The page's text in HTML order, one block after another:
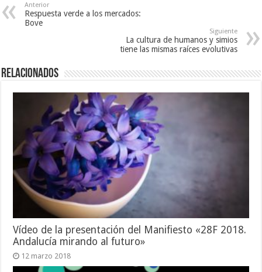
Anterior
Respuesta verde a los mercados:
Bove
Siguiente
La cultura de humanos y simios
tiene las mismas raíces evolutivas
Relacionados
Vídeo de la presentación del Manifiesto «28F 2018.
Andalucía mirando al futuro»
12 marzo 2018